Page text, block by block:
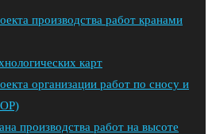
панель
производства работ кранами
карт
организации работ по сносу и
производства работ на высоте